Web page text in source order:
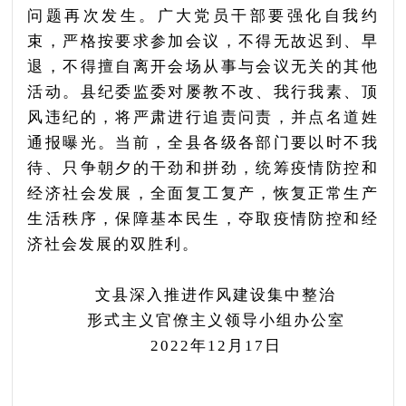
问题再次发生。广大党员干部要强化自我约
束，严格按要求参加会议，不得无故迟到、早
退，不得擅自离开会场从事与会议无关的其他
活动。县纪委监委对屡教不改、我行我素、顶
风违纪的，将严肃进行追责问责，并点名道姓
通报曝光。当前，全县各级各部门要以时不我
待、只争朝夕的干劲和拼劲，统筹疫情防控和
经济社会发展，全面复工复产，恢复正常生产
生活秩序，保障基本民生，夺取疫情防控和经
济社会发展的双胜利。
文县深入推进作风建设集中整治
形式主义官僚主义领导小组办公室
2022年12月17日